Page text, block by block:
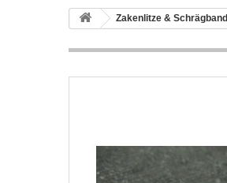
Zakenlitze & Schrägband